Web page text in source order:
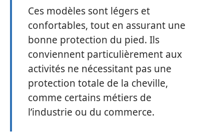
Ces modèles sont légers et
confortables, tout en assurant une
bonne protection du pied. Ils
conviennent particulièrement aux
activités ne nécessitant pas une
protection totale de la cheville,
comme certains métiers de
l’industrie ou du commerce.